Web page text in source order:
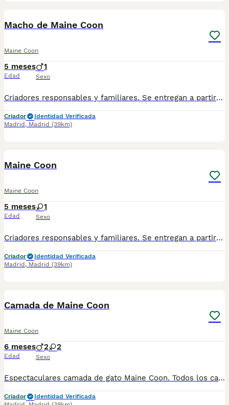
Macho de Maine Coon
Maine Coon
5 meses
Edad
1
Sexo
Criadores responsables y familiares. Se entregan a partir de 2 meses de edad y sus vacunas correspondientes, desparasitados. Todos los cachorros son descendientes de las mejores líneas nacionales. Se entregan en toda España con transporte de alta calidad preparado para animales, van en vehículo climatizado con chófer particular a cargo del comprador. Si tienes dudas o consultas sobre la raza, podemos resolver tus dudas por whats app ;) Abogamos por una cría nacional (no en países del este) en un ambiente familiar con personas con vocación en una cría ética y responsable, y que por encima de todo, aman a los animales Teléfono / Whats app: 641 92 23 90
Criador
Identidad Verificada
Madrid , Madrid (39km)
Maine Coon
Maine Coon
5 meses
Edad
1
Sexo
Criadores responsables y familiares. Se entregan a partir de 2 meses de edad y sus vacunas correspondientes, desparasitados. Todos los cachorros son descendientes de las mejores líneas nacionales. Se entregan en toda España con transporte de alta calidad preparado para animales, van en vehículo climatizado con chófer particular a cargo del comprador. Si tienes dudas o consultas sobre la raza, podemos resolver tus dudas por whats app ;) Abogamos por una cría nacional (no en países del este) en un ambiente familiar con personas con vocación en una cría ética y responsable, y que por encima de todo, aman a los animales Teléfono / Whats app: 641 92 23 90
Criador
Identidad Verificada
Madrid , Madrid (39km)
Camada de Maine Coon
Maine Coon
6 meses
Edad
2 2
Sexo
Espectaculares camada de gato Maine Coon. Todos los cachorritos se entregan con unos dos meses y medio de edad y sus vacunas correspondientes, desparasitados interna y externamente, con certificado de salud, y garantía tanto por enfermedad vírica como congénito genética. Posibilidad de entregar en toda España mediante transporte propio preparado para animales y con chofer privado. Los precios pueden variar según las características y morfología de cada cachorro. Añádenos al whats app o llámanos, y encantados atenderemos todas tus dudas y consultas. Teléfono / Whats app: 641 92 23 90
Criador
Identidad Verificada